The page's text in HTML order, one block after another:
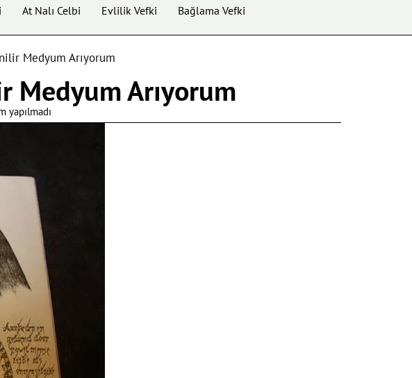
At Nalı Celbi Evlilik Vefki Bağlama Vefki
Medyum Arıyorum
Medyum Arıyorum
yapılmadı